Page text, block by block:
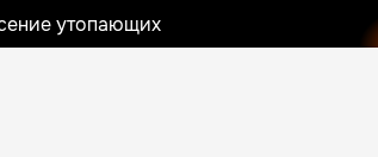
утопающих